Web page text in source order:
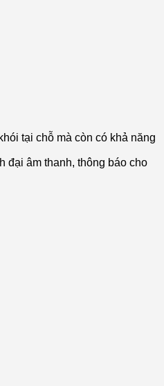
tại chỗ mà còn có khả năng
đại âm thanh, thông báo cho